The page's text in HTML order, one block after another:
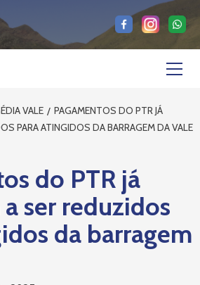
VALE
PAGAMENTOS DO PTR JÁ
PARA ATINGIDOS DA BARRAGEM DA VALE
do PTR já
ser reduzidos
da barragem